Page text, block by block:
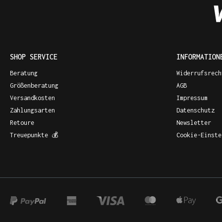
SHOP SERVICE
Beratung
Größenberatung
Versandkosten
Zahlungsarten
Retoure
Treuepunkte 💰
AGB
Impressum
Datenschutz
Newsletter
Cookie-